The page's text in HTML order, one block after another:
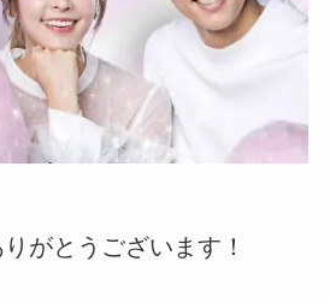
がとうございます！